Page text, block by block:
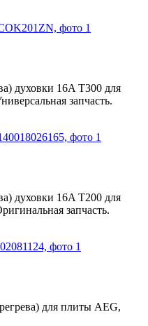
духовки 16A T300 для
запчасть.
духовки 16A T200 для
запчасть.
для плиты AEG,